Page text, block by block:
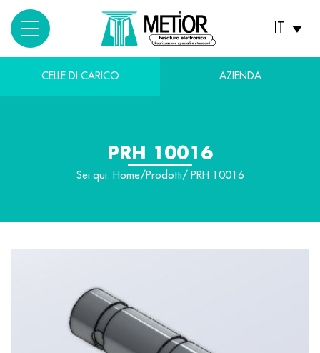
CELLE DI CARICO AZIENDA
PRH 10016
Sei qui: Home/ Prodotti/ PRH 10016